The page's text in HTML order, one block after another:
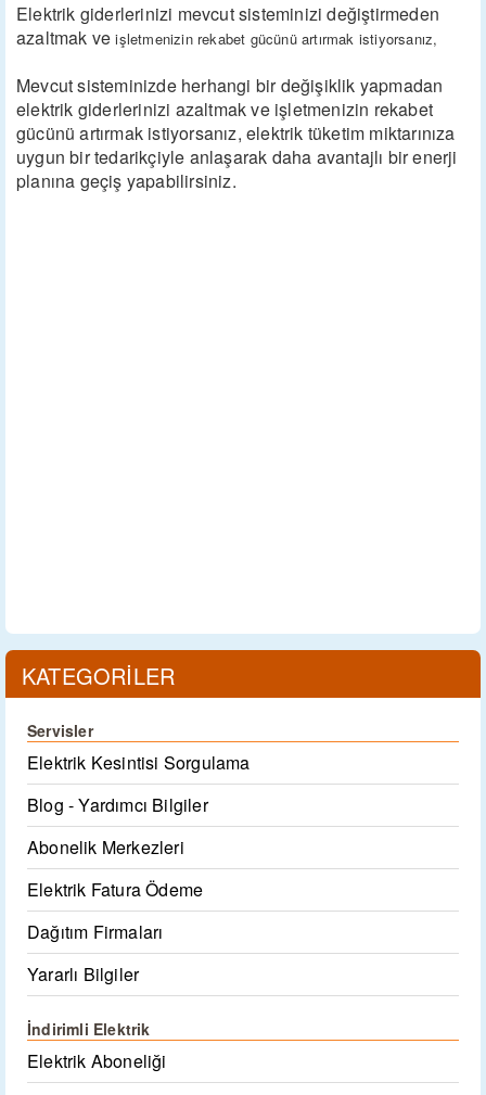
Elektrik giderlerinizi mevcut sisteminizi değiştirmeden
azaltmak ve işletmenizin rekabet gücünü artırmak istiyorsanız,
Mevcut sisteminizde herhangi bir değişiklik yapmadan
elektrik giderlerinizi azaltmak ve işletmenizin rekabet
gücünü artırmak istiyorsanız, elektrik tüketim miktarınıza
uygun bir tedarikçiyle anlaşarak daha avantajlı bir enerji
planına geçiş yapabilirsiniz.
KATEGORİLER
Servisler
Elektrik Kesintisi Sorgulama
Blog - Yardımcı Bilgiler
Abonelik Merkezleri
Elektrik Fatura Ödeme
Dağıtım Firmaları
Yararlı Bilgiler
İndirimli Elektrik
Elektrik Aboneliği